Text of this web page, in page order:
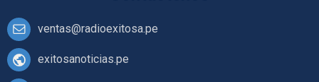
ventas@radioexitosa.pe
exitosanoticias.pe